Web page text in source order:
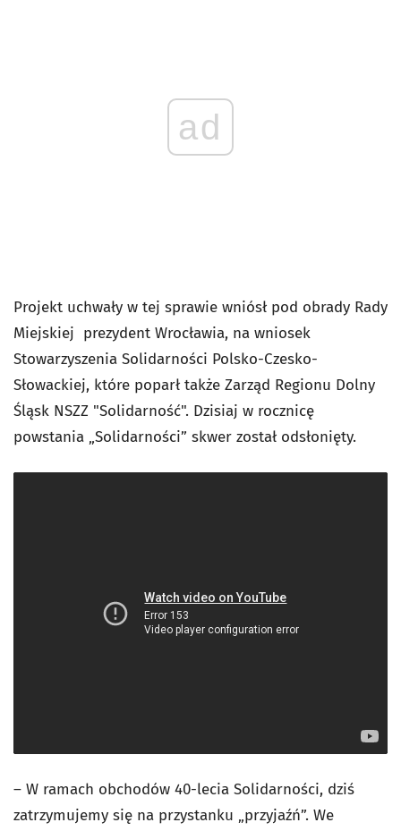
ad
Projekt uchwały w tej sprawie wniósł pod obrady Rady
Miejskiej prezydent Wrocławia, na wniosek
Stowarzyszenia Solidarności Polsko-Czesko-
Słowackiej, które poparł także Zarząd Regionu Dolny
Śląsk NSZZ "Solidarność". Dzisiaj w rocznicę
powstania „Solidarności” skwer został odsłonięty.
– W ramach obchodów 40-lecia Solidarności, dziś
zatrzymujemy się na przystanku „przyjaźń”. We